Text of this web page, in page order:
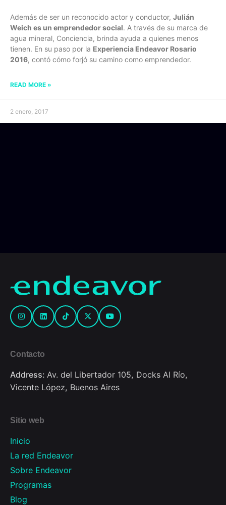
Además de ser un reconocido actor y conductor, Julián
Weich es un emprendedor social. A través de su marca de
agua mineral, Conciencia, brinda ayuda a quienes menos
tienen. En su paso por la Experiencia Endeavor Rosario
2016, contó cómo forjó su camino como emprendedor.
READ MORE »
2 enero, 2017
Contacto
Address: Av. del Libertador 105, Docks Al Río,
Vicente López, Buenos Aires
Sitio web
Inicio
La red Endeavor
Sobre Endeavor
Programas
Blog